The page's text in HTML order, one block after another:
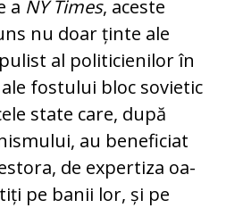
a NY Times, aceste
nu doar ținte ale
al politicienilor în
fostului bloc sovietic
state care, după
au beneficiat
de ex­pertiza oa­
pe banii lor, și pe